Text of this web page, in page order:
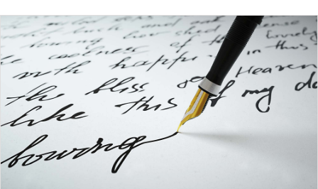
Minha Conta
AGENDAMENTO